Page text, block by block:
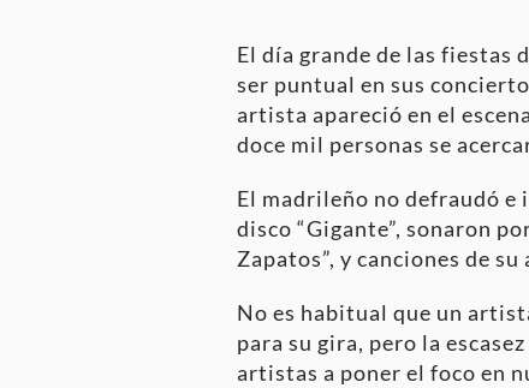
El día grande de las fiestas
ser puntual en sus
artista apareció en el
doce mil personas se
El madrileño no defraudó e
disco “Gigante”, sonaron
Zapatos”, y canciones de
No es habitual que un
para su gira, pero la
artistas a poner el foco en